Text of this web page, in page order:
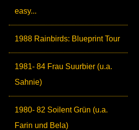
easy...
1988 Rainbirds: Blueprint Tour
1981- 84 Frau Suurbier (u.a.
Sahnie)
1980- 82 Soilent Grün (u.a.
Farin und Bela)